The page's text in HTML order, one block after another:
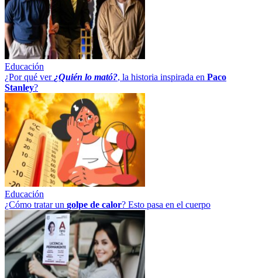
Educación
¿Por qué ver ¿Quién lo mató?, la historia inspirada en Paco
Stanley?
Educación
¿Cómo tratar un golpe de calor? Esto pasa en el cuerpo